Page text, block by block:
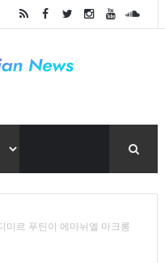
미르 푸틴이 에마뉘엘 마크롱